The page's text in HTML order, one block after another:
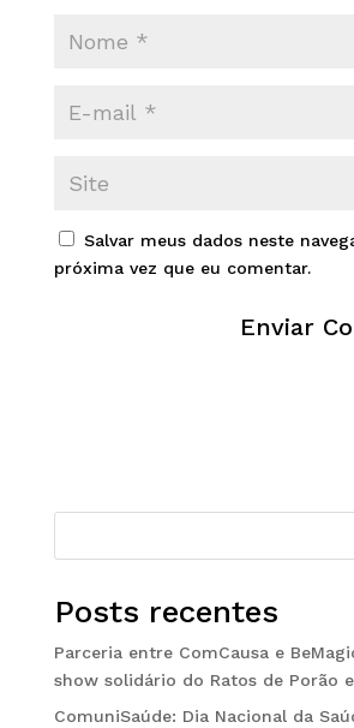
Salvar meus dados neste
próxima vez que eu comentar.
Posts recentes
Parceria entre ComCausa e
show solidário do Ratos de Porão
ComuniSaúde: Dia Nacional da